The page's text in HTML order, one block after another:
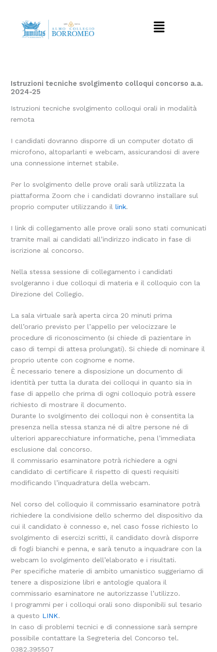
contenuto
Menu
Istruzioni tecniche svolgimento colloqui concorso a.a.
2024-25
Istruzioni tecniche svolgimento colloqui orali in modalità
remota
I candidati dovranno disporre di un computer dotato di
microfono, altoparlanti e webcam, assicurandosi di avere
una connessione internet stabile.
Per lo svolgimento delle prove orali sarà utilizzata la
piattaforma Zoom che i candidati dovranno installare sul
proprio computer utilizzando il link.
I link di collegamento alle prove orali sono stati comunicati
tramite mail ai candidati all’indirizzo indicato in fase di
iscrizione al concorso.
Nella stessa sessione di collegamento i candidati
svolgeranno i due colloqui di materia e il colloquio con la
Direzione del Collegio.
La sala virtuale sarà aperta circa 20 minuti prima
dell’orario previsto per l’appello per velocizzare le
procedure di riconoscimento (si chiede di pazientare in
caso di tempi di attesa prolungati). Si chiede di nominare il
proprio utente con cognome e nome.
È necessario tenere a disposizione un documento di
identità per tutta la durata dei colloqui in quanto sia in
fase di appello che prima di ogni colloquio potrà essere
richiesto di mostrare il documento.
Durante lo svolgimento dei colloqui non è consentita la
presenza nella stessa stanza né di altre persone né di
ulteriori apparecchiature informatiche, pena l’immediata
esclusione dal concorso.
Il commissario esaminatore potrà richiedere a ogni
candidato di certificare il rispetto di questi requisiti
modificando l’inquadratura della webcam.
Nel corso del colloquio il commissario esaminatore potrà
richiedere la condivisione dello schermo del dispositivo da
cui il candidato è connesso e, nel caso fosse richiesto lo
svolgimento di esercizi scritti, il candidato dovrà disporre
di fogli bianchi e penna, e sarà tenuto a inquadrare con la
webcam lo svolgimento dell’elaborato e i risultati.
Per specifiche materie di ambito umanistico suggeriamo di
tenere a disposizione libri e antologie qualora il
commissario esaminatore ne autorizzasse l’utilizzo.
I programmi per i colloqui orali sono disponibili sul tesario
a questo LINK.
In caso di problemi tecnici e di connessione sarà sempre
possibile contattare la Segreteria del Concorso tel.
0382.395507